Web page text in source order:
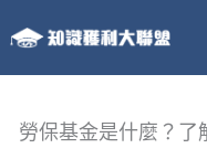
至
主
勞保基金是什麼？了